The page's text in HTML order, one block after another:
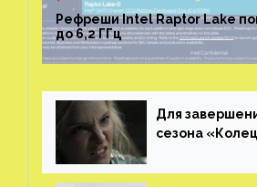
Рефреши Intel Raptor Lake
до 6,2 ГГц
Для
сезона